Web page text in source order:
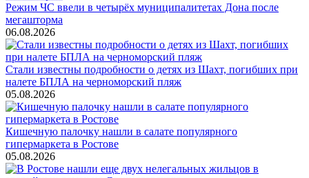
Режим ЧС ввели в четырёх муниципалитетах Дона после
мегашторма
06.08.2026
Стали известны подробности о детях из Шахт, погибших при
налете БПЛА на черноморский пляж
05.08.2026
Кишечную палочку нашли в салате популярного
гипермаркета в Ростове
05.08.2026